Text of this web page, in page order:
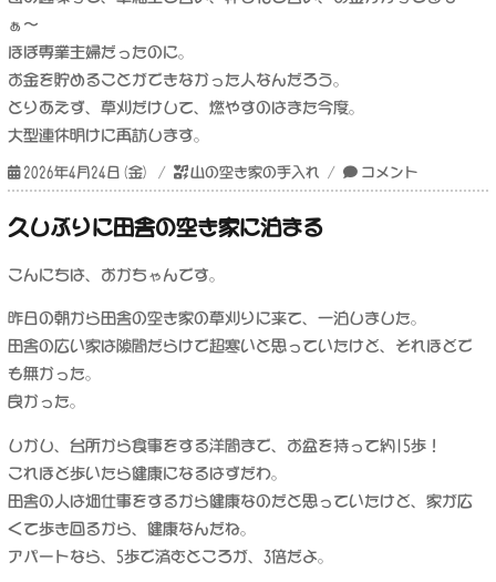
ぁ〜
ほぼ専業主婦だったのに。
お金を貯めることができなかった人なんだろう。
とりあえず、草刈だけして、燃やすのはまた今度。
大型連休明けに再訪します。
投
稿
日:
2026年4月24日(金)
カ
テ
ゴ
リ
ー
山の空き家の手入れ
山
の
り
コメント
久しぶりに田舎の空き家に泊まる
こんにちは、おかちゃんです。
昨日の朝から田舎の空き家の草刈りに来て、一泊しました。
田舎の広い家は隙間だらけで超寒いと思っていたけど、それほどで
も無かった。
良かった。
しかし、台所から食事をする洋間まで、お盆を持って約15歩！
これほど歩いたら健康になるはずだわ。
田舎の人は畑仕事をするから健康なのだと思っていたけど、家が広
くて歩き回るから、健康なんだね。
アパートなら、5歩で済むところが、3倍だよ。